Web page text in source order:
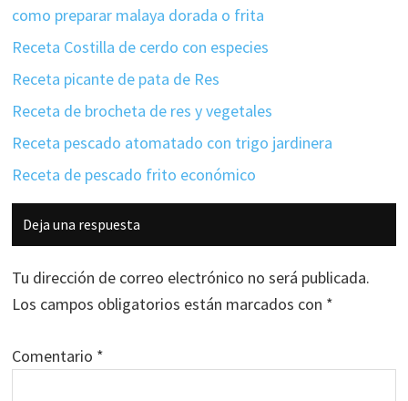
como preparar malaya dorada o frita
Receta Costilla de cerdo con especies
Receta picante de pata de Res
Receta de brocheta de res y vegetales
Receta pescado atomatado con trigo jardinera
Receta de pescado frito económico
Interacciones
con
los
lectores
Deja una respuesta
Tu dirección de correo electrónico no será publicada.
Los campos obligatorios están marcados con *
Comentario *